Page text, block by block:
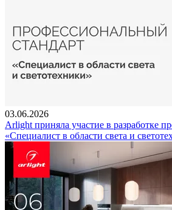
03.06.2026
Arlight приняла участие в разработке
«Специалист в области света и